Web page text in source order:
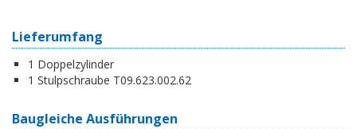
Lieferumfang
1 Doppelzylinder
1 Stulpschraube T09.623.002.62
Baugleiche Ausführungen